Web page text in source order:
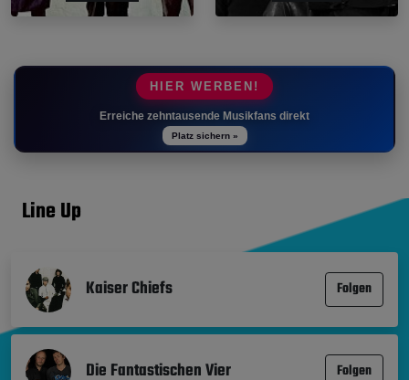
HIER WERBEN!
Erreiche zehntausende Musikfans direkt
Platz sichern »
Line Up
Kaiser Chiefs Folgen
Die Fantastischen Vier Folgen